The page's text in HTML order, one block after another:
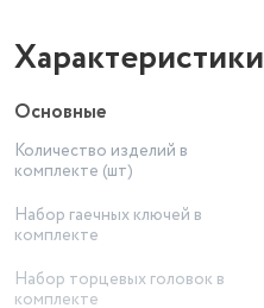
Вес набора
5.68 кг
Характеристики
Основные
Количество изделий в
комплекте (шт)
Набор гаечных ключей в
комплекте
Набор торцевых головок в
комплекте